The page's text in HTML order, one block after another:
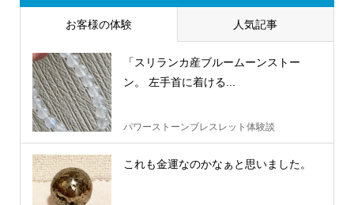
お客様の体験 人気記事
「スリランカ産ブルームーンストー
ン。 左手首に着ける...
パワーストーンブレスレット体験談
これも金運なのかなぁと思いました。